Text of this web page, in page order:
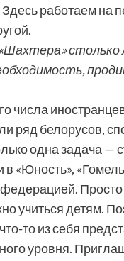
работаем на
столько
числа
ряд белорусов,
одна задача
в «Юность»,
учиться детям.
то из себя
уровня.